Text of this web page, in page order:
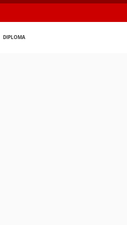
DIPLOMA